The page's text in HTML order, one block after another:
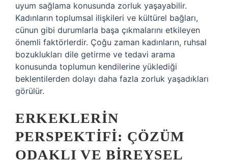
uyum sağlama konusunda zorluk yaşayabilir.
Kadınların toplumsal ilişkileri ve kültürel bağları,
cünun gibi durumlarla başa çıkmalarını etkileyen
önemli faktörlerdir. Çoğu zaman kadınların, ruhsal
bozuklukları dile getirme ve tedavi arama
konusunda toplumun kendilerine yüklediği
beklentilerden dolayı daha fazla zorluk yaşadıkları
görülür.
ERKEKLERIN
PERSPEKTIFI: ÇÖZÜM
ODAKLI VE BIREYSEL